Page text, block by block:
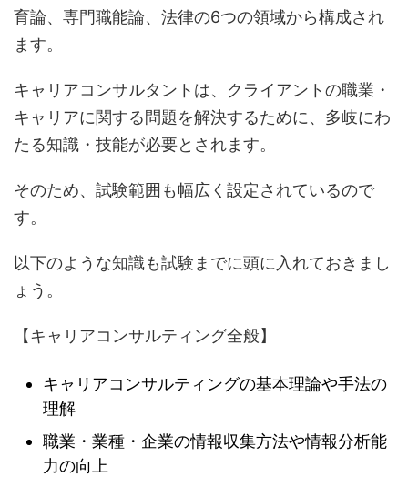
育論、専門職能論、法律の6つの領域から構成され
ます。
キャリアコンサルタントは、クライアントの職業・
キャリアに関する問題を解決するために、多岐にわ
たる知識・技能が必要とされます。
そのため、試験範囲も幅広く設定されているので
す。
以下のような知識も試験までに頭に入れておきまし
ょう。
【キャリアコンサルティング全般】
キャリアコンサルティングの基本理論や手法の
理解
職業・業種・企業の情報収集方法や情報分析能
力の向上